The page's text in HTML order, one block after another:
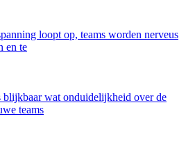
loopt op, teams worden nerveus
en te
blijkbaar wat onduidelijkheid over de
teams